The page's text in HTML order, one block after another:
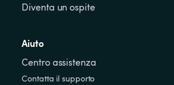
Diventa un ospite
Aiuto
Centro assistenza
Contatta il supporto